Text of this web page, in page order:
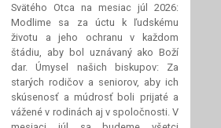
Svätého Otca na mesiac júl 2026:
Modlime sa za úctu k ľudskému
životu a jeho ochranu v každom
štádiu, aby bol uznávaný ako Boží
dar. Úmysel našich biskupov: Za
starých rodičov a seniorov, aby ich
skúsenosť a múdrosť boli prijaté a
vážené v rodinách aj v spoločnosti. V